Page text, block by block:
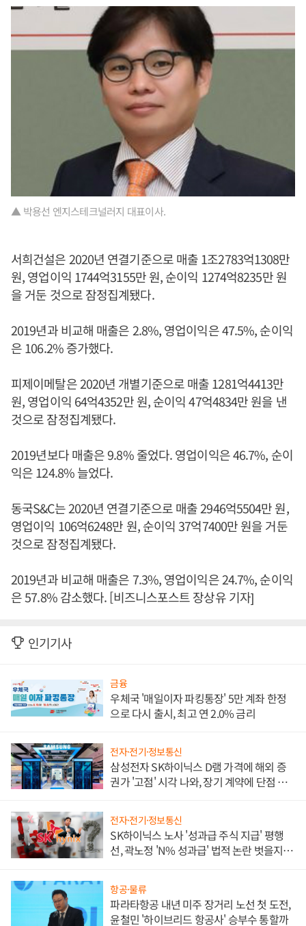
▲ 박용선 엔지스테크널러지 대표이사.
서희건설은 2020년 연결기준으로 매출 1조2783억1308만
원, 영업이익 1744억3155만 원, 순이익 1274억8235만 원
을 거둔 것으로 잠정집계됐다.
2019년과 비교해 매출은 2.8%, 영업이익은 47.5%, 순이익
은 106.2% 증가했다.
피제이메탈은 2020년 개별기준으로 매출 1281억4413만
원, 영업이익 64억4352만 원, 순이익 47억4834만 원을 낸
것으로 잠정집계됐다.
2019년보다 매출은 9.8% 줄었다. 영업이익은 46.7%, 순이
익은 124.8% 늘었다.
동국S&C는 2020년 연결기준으로 매출 2946억5504만 원,
영업이익 106억6248만 원, 순이익 37억7400만 원을 거둔
것으로 잠정집계됐다.
2019년과 비교해 매출은 7.3%, 영업이익은 24.7%, 순이익
은 57.8% 감소했다. [비즈니스포스트 장상유 기자]
인기기사
금융
우체국 '매일이자 파킹통장' 5만 계좌 한정
으로 다시 출시, 최고 연 2.0% 금리
전자·전기·정보통신
삼성전자 SK하이닉스 D램 가격에 해외 증
권가 '고점' 시각 나와, 장기 계약에 단점 부
전자·전기·정보통신
SK하이닉스 노사 '성과급 주식 지급' 평행
선, 곽노정 'N% 성과급' 법적 논란 벗을지 주
항공·물류
파라타항공 내년 미주 장거리 노선 첫 도전,
윤철민 '하이브리드 항공사' 승부수 통할까